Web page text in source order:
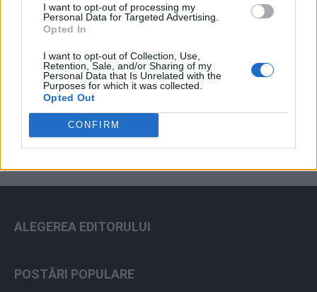
I want to opt-out of processing my
Personal Data for Targeted Advertising.
Opted In
I want to opt-out of Collection, Use,
Retention, Sale, and/or Sharing of my
Personal Data that Is Unrelated with the
Purposes for which it was collected.
Opted Out
CONFIRM
ad
ALEGEREA EDITORULUI
POSTĂRI POPULARE